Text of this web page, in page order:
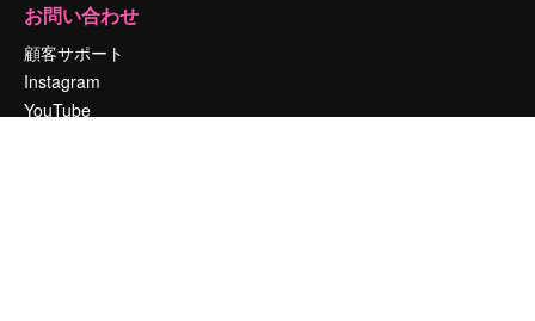
お問い合わせ
顧客サポート
Instagram
YouTube